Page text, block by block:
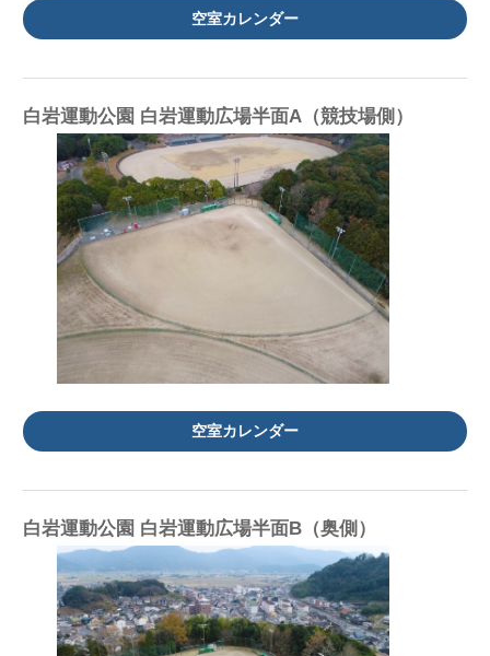
空室カレンダー
白岩運動公園 白岩運動広場半面A（競技場側）
空室カレンダー
白岩運動公園 白岩運動広場半面B（奥側）